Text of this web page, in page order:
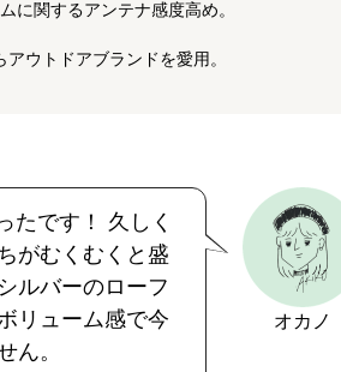
に関するアンテナ感度高め。
ウトドアブランドを愛用。
オカノ
たです！ 久しく
がむくむくと盛
ルバーのローフ
リューム感で今
ん。